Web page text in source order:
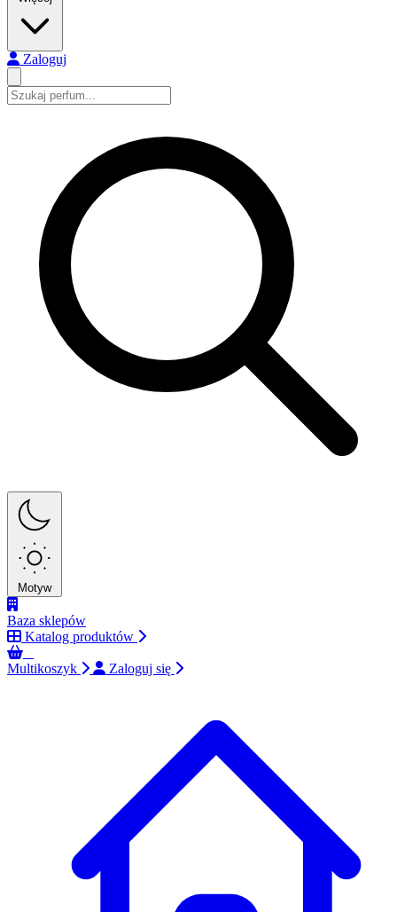
Zaloguj
Motyw
Baza sklepów
Katalog produktów
Multikoszyk
Zaloguj się